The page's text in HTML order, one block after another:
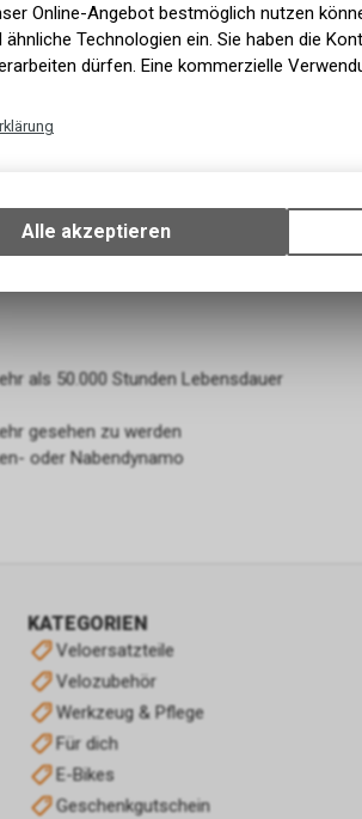
als 50.000 Stunden Lebensdauer
gesehen zu werden
oder Nabendynamo
KATEGORIEN
Veloersatzteile
Velozubehör
Werkzeug & Pflege
Für dich
E-Bikes
Geschenkgutschein
Online-Angebot bestmöglich nutzen
ähnliche Technologien ein. Sie haben die
dürfen. Eine kommerzielle
Ihrem Gerät, um die grundlegenden
Verwendung des Warenkorbs, zu
zulassen.
Alle akzeptieren